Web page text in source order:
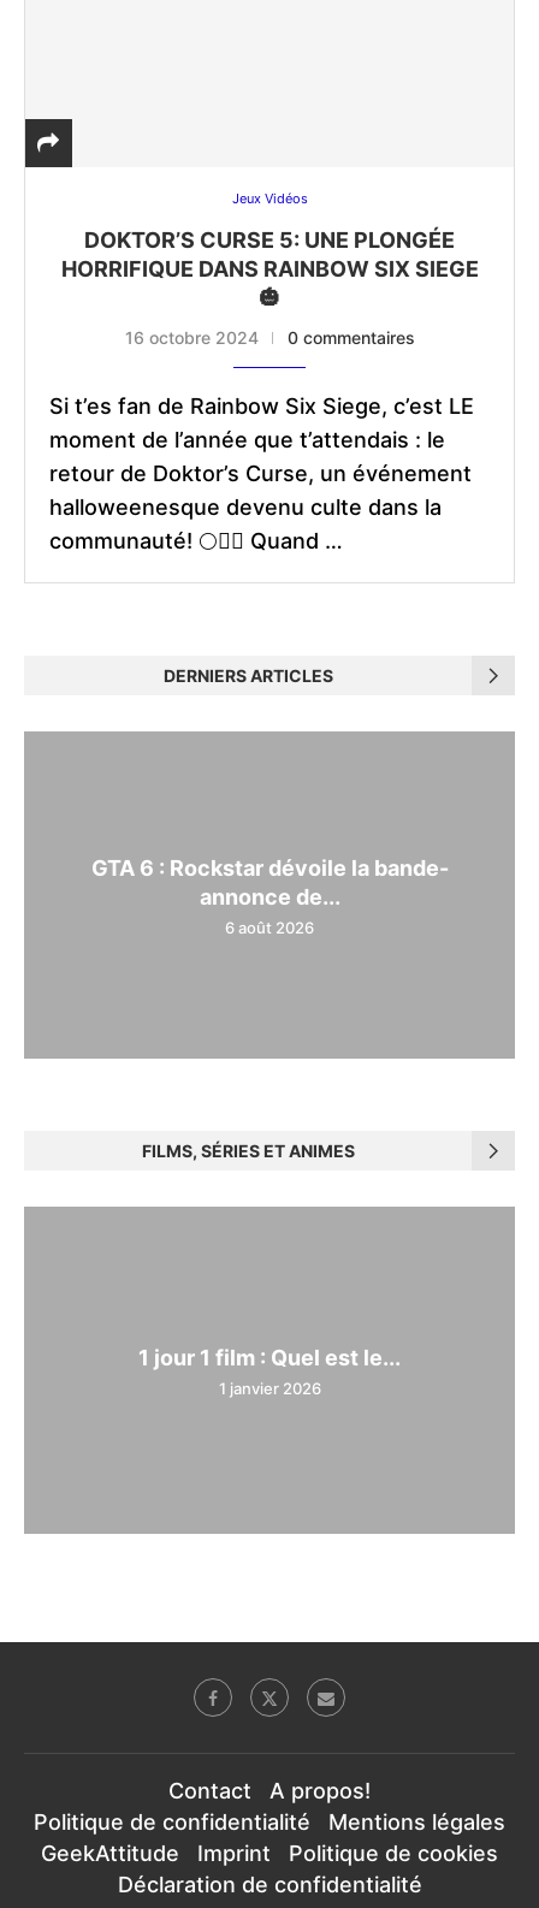
Jeux Vidéos
DOKTOR’S CURSE 5: UNE PLONGÉE
HORRIFIQUE DANS RAINBOW SIX SIEGE
🎃
16 octobre 2024 0 commentaires
Si t’es fan de Rainbow Six Siege, c’est LE
moment de l’année que t’attendais : le
retour de Doktor’s Curse, un événement
halloweenesque devenu culte dans la
communauté! 🌕🧟‍♂️ Quand …
DERNIERS ARTICLES
GTA 6 : Rockstar dévoile la bande-
annonce de...
6 août 2026
FILMS, SÉRIES ET ANIMES
1 jour 1 film : Quel est le...
1 janvier 2026
Contact
A propos!
Politique de confidentialité
Mentions légales
GeekAttitude
Imprint
Politique de cookies
Déclaration de confidentialité